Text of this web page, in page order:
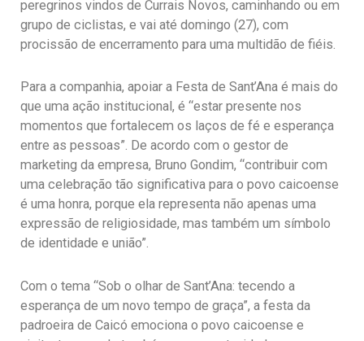
peregrinos vindos de Currais Novos, caminhando ou em
grupo de ciclistas, e vai até domingo (27), com
procissão de encerramento para uma multidão de fiéis.
Para a companhia, apoiar a Festa de Sant’Ana é mais do
que uma ação institucional, é “estar presente nos
momentos que fortalecem os laços de fé e esperança
entre as pessoas”. De acordo com o gestor de
marketing da empresa, Bruno Gondim, “contribuir com
uma celebração tão significativa para o povo caicoense
é uma honra, porque ela representa não apenas uma
expressão de religiosidade, mas também um símbolo
de identidade e união”.
Com o tema “Sob o olhar de Sant’Ana: tecendo a
esperança de um novo tempo de graça”, a festa da
padroeira de Caicó emociona o povo caicoense e